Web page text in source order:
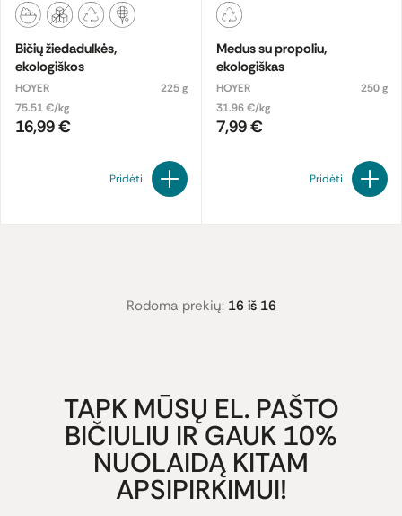
Bičių žiedadulkės,
ekologiškos
HOYER
225 g
75.51 €/kg
16,99 €
Pridėti
Medus su propoliu,
ekologiškas
HOYER
250 g
31.96 €/kg
7,99 €
Pridėti
Rodoma prekių: 16 iš 16
TAPK MŪSŲ EL. PAŠTO
BIČIULIU IR GAUK 10%
NUOLAIDĄ KITAM
APSIPIRKIMUI!